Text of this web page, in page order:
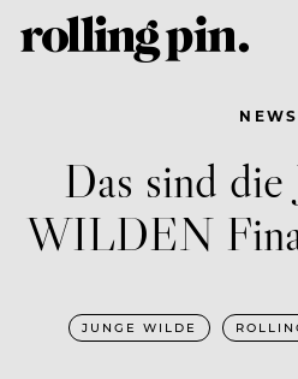
NEWS
Das sind
WILDEN
JUNGE WILDE